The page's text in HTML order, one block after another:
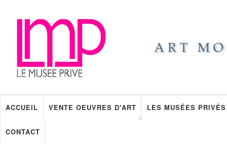
ACCUEIL VENTE OEUVRES D'ART LES MUSÉES PRIVÉS
CONTACT